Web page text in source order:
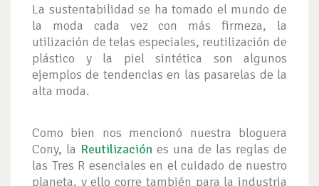
La sustentabilidad se ha tomado el mundo de
la moda cada vez con más firmeza, la
utilización de telas especiales, reutilización de
plástico y la piel sintética son algunos
ejemplos de tendencias en las pasarelas de la
alta moda.
Como bien nos mencionó nuestra bloguera
Cony, la Reutilización es una de las reglas de
las Tres R esenciales en el cuidado de nuestro
planeta, y ello corre también para la industria